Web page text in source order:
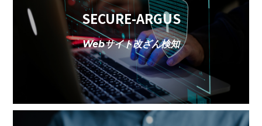
SECURE-ARGUS
Webサイト改ざん検知